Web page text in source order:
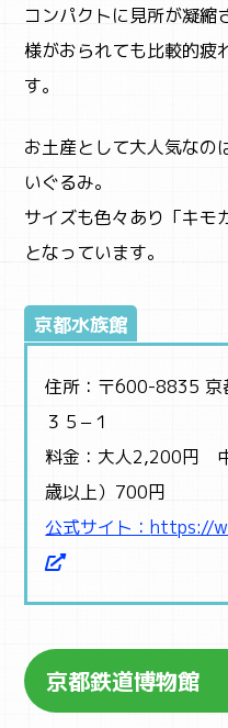
コンパクトに見所が凝縮
様がおられても比較的疲
す。
お土産として大人気なの
いぐるみ。
サイズも色々あり「キモ
となっています。
京都水族館
住所：〒600-8835 京
３５−１
料金：大人2,200円
歳以上）700円
公式サイト：https://
京都鉄道博物館